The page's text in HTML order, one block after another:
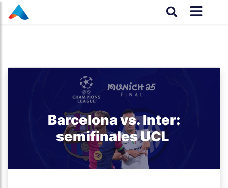
Barcelona vs. Inter:
semifinales UCL